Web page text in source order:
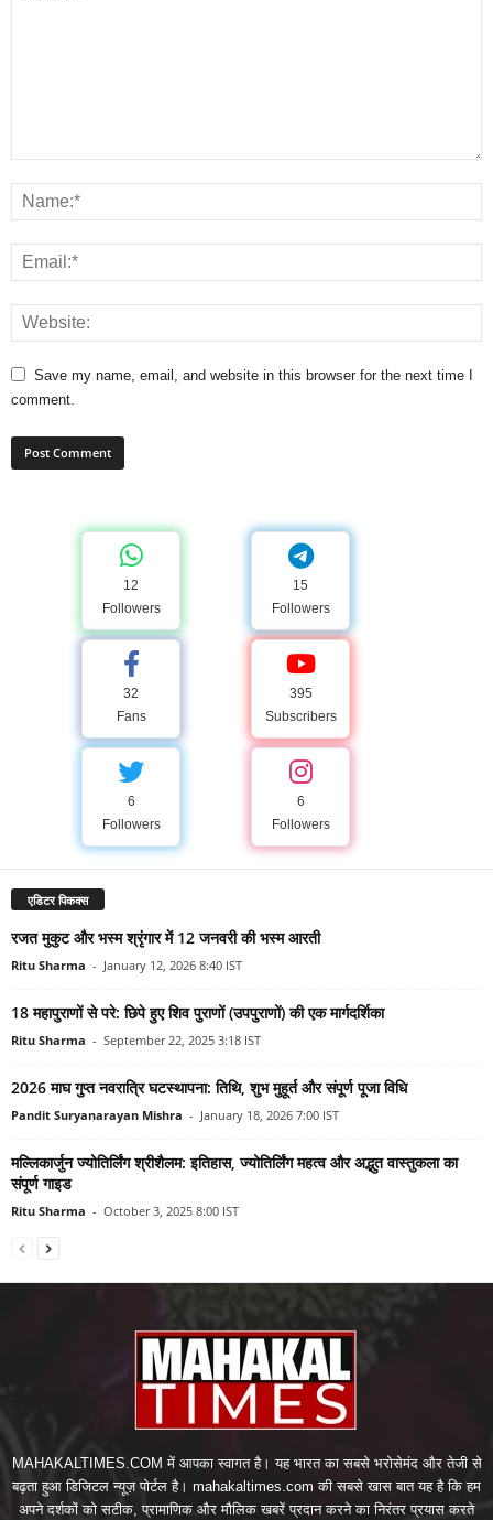
Save my name, email, and website in this browser for the next time I
comment.
12
Followers
15
Followers
32
Fans
395
Subscribers
6
Followers
6
Followers
एडिटर पिकक्स
रजत मुकुट और भस्म श्रृंगार में 12 जनवरी की भस्म आरती
Ritu Sharma - January 12, 2026 8:40 IST
18 महापुराणों से परे: छिपे हुए शिव पुराणों (उपपुराणों) की एक मार्गदर्शिका
Ritu Sharma - September 22, 2025 3:18 IST
2026 माघ गुप्त नवरात्रि घटस्थापना: तिथि, शुभ मुहूर्त और संपूर्ण पूजा विधि
Pandit Suryanarayan Mishra - January 18, 2026 7:00 IST
मल्लिकार्जुन ज्योतिर्लिंग श्रीशैलम: इतिहास, ज्योतिर्लिंग महत्व और अद्भुत वास्तुकला का
संपूर्ण गाइड
Ritu Sharma - October 3, 2025 8:00 IST
MAHAKALTIMES.COM में आपका स्वागत है। यह भारत का सबसे भरोसेमंद और तेजी से
बढ़ता हुआ डिजिटल न्यूज़ पोर्टल है। mahakaltimes.com की सबसे खास बात यह है कि हम
अपने दर्शकों को सटीक, प्रामाणिक और मौलिक खबरें प्रदान करने का निरंतर प्रयास करते